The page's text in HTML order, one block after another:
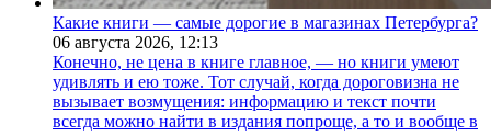
Какие книги — самые дорогие в магазинах Петербурга?
06 августа 2026, 12:13
Конечно, не цена в книге главное, — но книги умеют
удивлять и ею тоже. Тот случай, когда дороговизна не
вызывает возмущения: информацию и текст почти
всегда можно найти в издания попроще, а то и вообще в